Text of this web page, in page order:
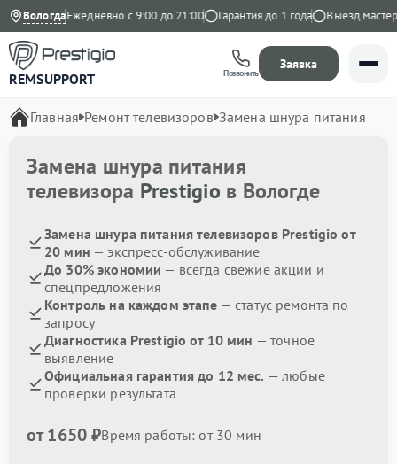
Вологда
Яндекс Ежедневно с 9:00 до 21:00 Гарантия до 1 года Выезд мастера
REMSUPPORT Позвонить
Заявка
Главная Ремонт телевизоров Замена шнура питания
Замена шнура питания
телевизора Prestigio в Вологде
Замена шнура питания телевизоров Prestigio от
20 мин — экспресс-обслуживание
До 30% экономии — всегда свежие акции и
спецпредложения
Контроль на каждом этапе — статус ремонта по
запросу
Диагностика Prestigio от 10 мин — точное
выявление
Официальная гарантия до 12 мес. — любые
проверки результата
от 1650 ₽Время работы: от 30 мин